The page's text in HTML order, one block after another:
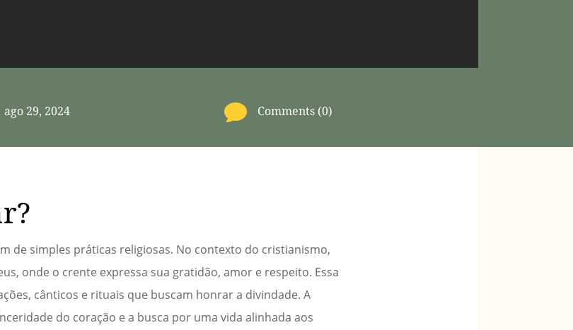
ago 29, 2024  Comments (0)
de simples práticas religiosas. No contexto do cristianismo,
onde o crente expressa sua gratidão, amor e respeito. Essa
cânticos e rituais que buscam honrar a divindade. A
do coração e a busca por uma vida alinhada aos